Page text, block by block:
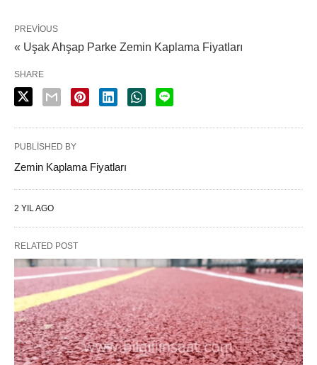
PREVIOUS
« Uşak Ahşap Parke Zemin Kaplama Fiyatları
SHARE
PUBLISHED BY
Zemin Kaplama Fiyatları
2 YIL AGO
RELATED POST